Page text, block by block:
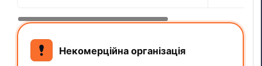
Некомерційна організація